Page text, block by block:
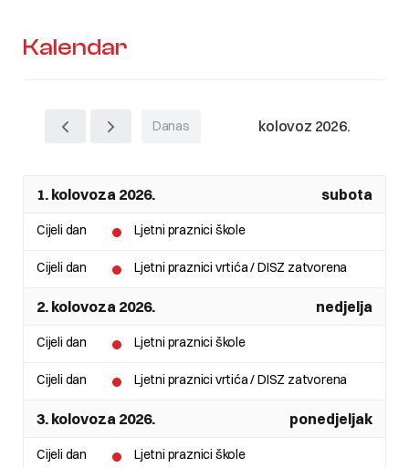
Kalendar
Danas kolovoz 2026.
1. kolovoza 2026. subota
Cijeli dan Ljetni praznici škole
Cijeli dan Ljetni praznici vrtića / DISZ zatvorena
2. kolovoza 2026. nedjelja
Cijeli dan Ljetni praznici škole
Cijeli dan Ljetni praznici vrtića / DISZ zatvorena
3. kolovoza 2026. ponedjeljak
Cijeli dan Ljetni praznici škole